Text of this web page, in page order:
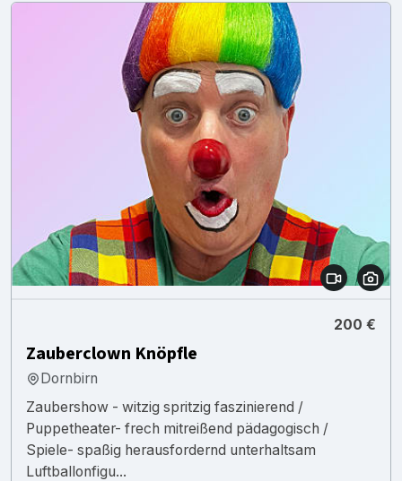
200 €
Zauberclown Knöpfle
Dornbirn
Zaubershow - witzig spritzig faszinierend /
Puppetheater- frech mitreißend pädagogisch /
Spiele- spaßig herausfordernd unterhaltsam
Luftballonfigu...